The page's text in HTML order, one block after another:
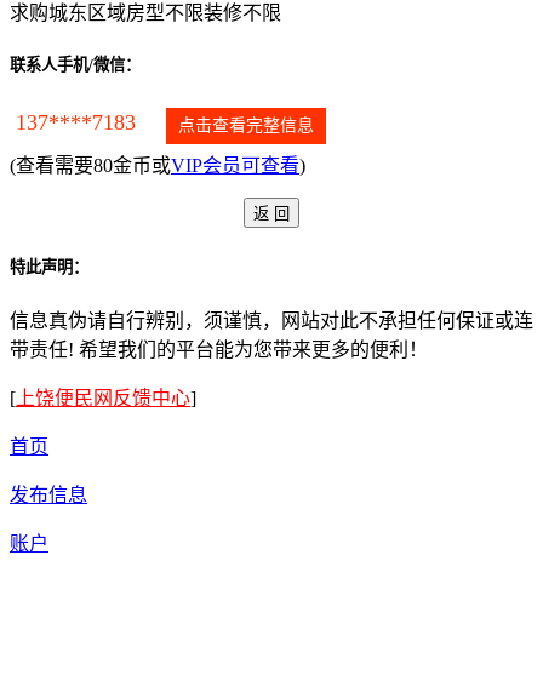
求购城东区域房型不限装修不限
联系人手机/微信：
137****7183 点击查看完整信息
(查看需要80金币或VIP会员可查看)
特此声明：
信息真伪请自行辨别，须谨慎，网站对此不承担任何保证或连
带责任! 希望我们的平台能为您带来更多的便利！
[上饶便民网反馈中心]
首页
发布信息
账户